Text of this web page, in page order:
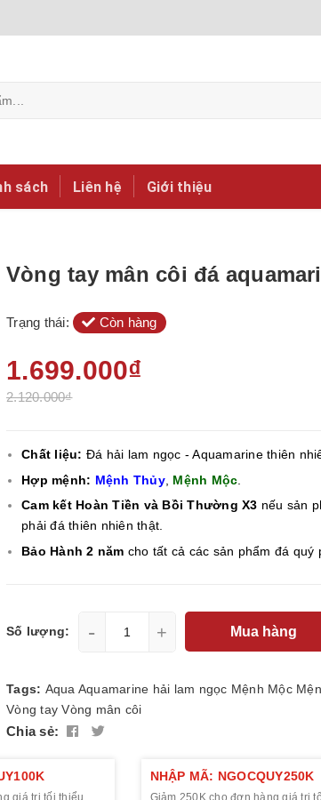
sách Liên hệ Giới thiệu
Vòng tay mân côi đá
Trạng thái: Còn hàng
1.699.000₫
2.120.000₫
Chất liệu: Đá hải lam ngọc - Aquamarine thiên
Hợp mệnh: Mệnh Thủy, Mệnh Mộc
Cam kết Hoàn Tiền và Bồi Thường X3 nếu sản
phải đá thiên nhiên thật.
Bảo Hành 2 năm cho tất cả các sản phẩm đá quý
Số lượng: - + Mua hàng
Tags: Aqua Aquamarine hải lam ngọc Mệnh Mộc
Vòng tay Vòng mân côi
Chia sẻ:
giá trị tối thiểu
NHẬP MÃ: NGOCQUY250K
Giảm 250K cho đơn hàng giá trị